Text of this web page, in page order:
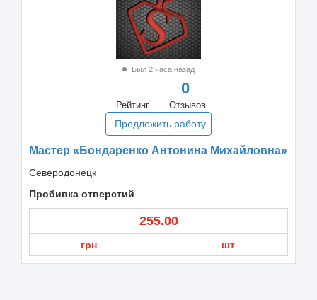
Был 2 часа назад
Рейтинг
0
Отзывов
Предложить работу
Мастер «Бондаренко Антонина Михайловна»
Северодонецк
Пробивка отверстий
255.00
грн шт